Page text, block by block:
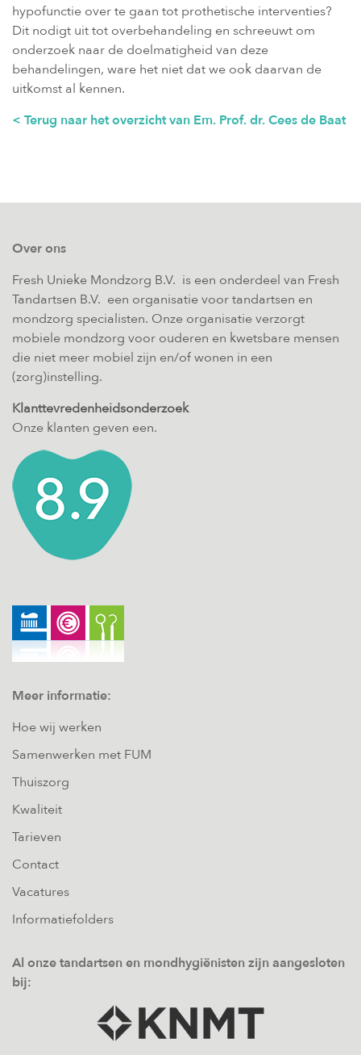
hypofunctie over te gaan tot prothetische interventies?
Dit nodigt uit tot overbehandeling en schreeuwt om
onderzoek naar de doelmatigheid van deze
behandelingen, ware het niet dat we ook daarvan de
uitkomst al kennen.
< Terug naar het overzicht van Em. Prof. dr. Cees de Baat
Over ons
Fresh Unieke Mondzorg B.V. is een onderdeel van Fresh
Tandartsen B.V. een organisatie voor tandartsen en
mondzorg specialisten. Onze organisatie verzorgt
mobiele mondzorg voor ouderen en kwetsbare mensen
die niet meer mobiel zijn en/of wonen in een
(zorg)instelling.
Klanttevredenheidsonderzoek
Onze klanten geven een.
Meer informatie:
Hoe wij werken
Samenwerken met FUM
Thuiszorg
Kwaliteit
Tarieven
Contact
Vacatures
Informatiefolders
Al onze tandartsen en mondhygiënisten zijn aangesloten
bij: